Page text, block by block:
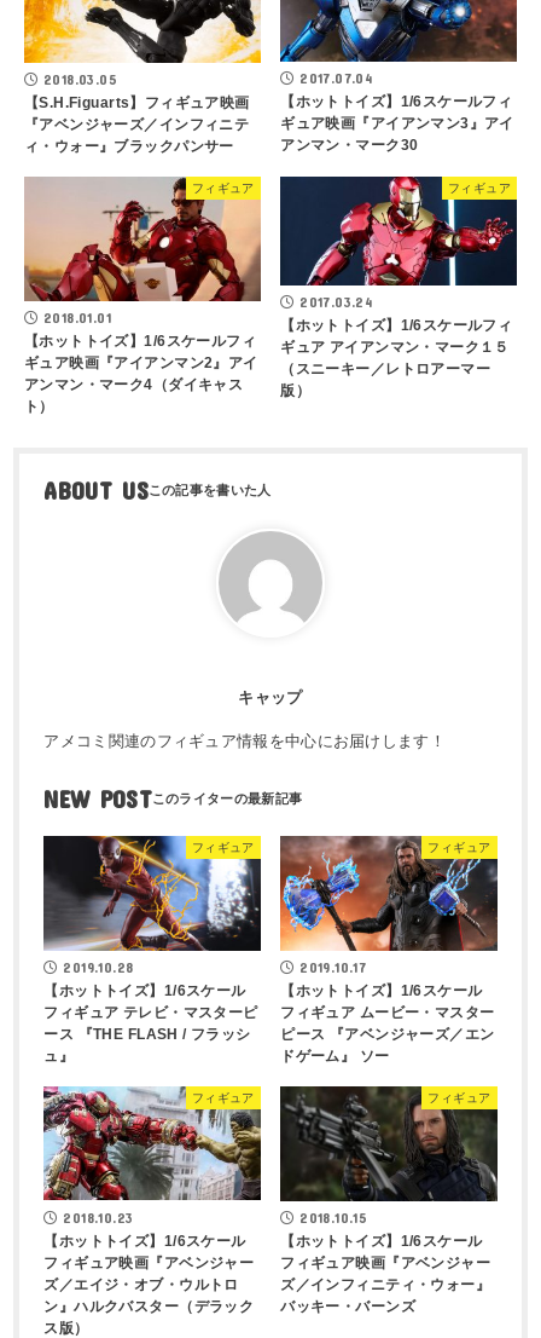
2018.03.05
【S.H.Figuarts】フィギュア映画
『アベンジャーズ／インフィニテ
ィ・ウォー』ブラックパンサー
2017.07.04
【ホットトイズ】1/6スケールフィ
ギュア映画『アイアンマン3』アイ
アンマン・マーク30
フィギュア
2018.01.01
【ホットトイズ】1/6スケールフィ
ギュア映画『アイアンマン2』アイ
アンマン・マーク4（ダイキャス
ト）
フィギュア
2017.03.24
【ホットトイズ】1/6スケールフィ
ギュア アイアンマン・マーク１５
（スニーキー／レトロアーマー
版）
ABOUT US
キャップ
アメコミ関連のフィギュア情報を中心にお届けします！
NEW POST
フィギュア
2019.10.28
【ホットトイズ】1/6スケール
フィギュア テレビ・マスターピ
ース 『THE FLASH / フラッシ
ュ』
フィギュア
2019.10.17
【ホットトイズ】1/6スケール
フィギュア ムービー・マスター
ピース 『アベンジャーズ／エン
ドゲーム』 ソー
フィギュア
2018.10.23
【ホットトイズ】1/6スケール
フィギュア映画『アベンジャー
ズ／エイジ・オブ・ウルトロ
ン』ハルクバスター（デラック
ス版）
フィギュア
2018.10.15
【ホットトイズ】1/6スケール
フィギュア映画『アベンジャー
ズ／インフィニティ・ウォー』
バッキー・バーンズ